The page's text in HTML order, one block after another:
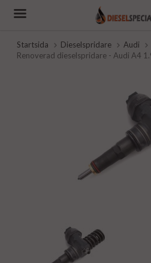
Startsida Dieselspridare
Audi
Renoverad dieselspridare - Audi A4